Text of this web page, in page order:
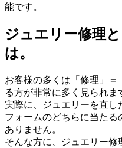
能です。
ジュエリー修理
は。
お客様の多くは「修理」
る方が非常に多く見られま
実際に、ジュエリーを直し
フォームのどちらに当たる
ありません。
そんな方に、ジュエリー修